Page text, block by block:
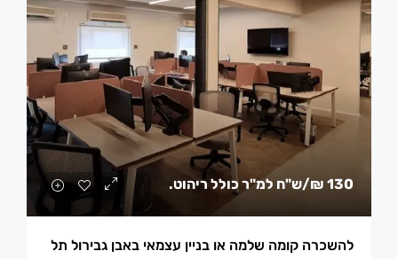
130 ₪ /ש"ח למ"ר כולל ריהוט.
להשכרה קומה שלמה או בניין עצמאי באבן גבירול תל